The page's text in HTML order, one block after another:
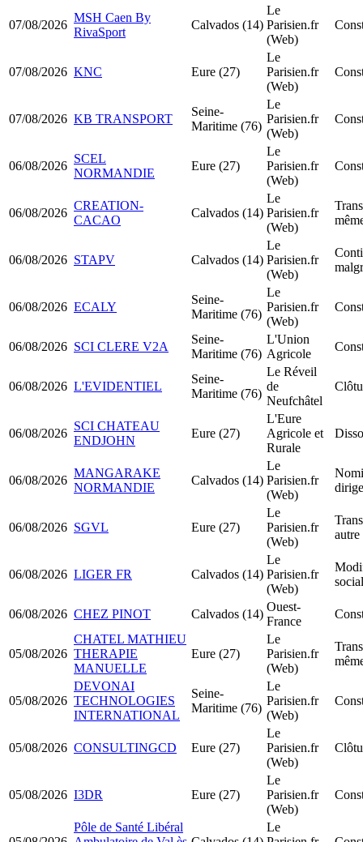
07/08/2026
MSH Caen By
RivaSport
Calvados (14)
Le
Parisien.fr
(Web)
07/08/2026 KNC Eure (27)
Le
Parisien.fr
(Web)
07/08/2026 KB TRANSPORT
Seine-
Maritime (76)
Le
Parisien.fr
(Web)
06/08/2026
SCEL
NORMANDIE
Eure (27)
Le
Parisien.fr
(Web)
06/08/2026
CREATION-
CACAO
Calvados (14)
Le
Parisien.fr
(Web)
06/08/2026 STAPV Calvados (14)
Le
Parisien.fr
(Web)
06/08/2026 ECALY
Seine-
Maritime (76)
Le
Parisien.fr
(Web)
06/08/2026 SCI CLERE V2A
Seine-
Maritime (76)
L'Union
Agricole
06/08/2026 L'EVIDENTIEL
Seine-
Maritime (76)
Le Réveil
de
Neufchâtel
06/08/2026
SCI CHATEAU
ENDJOHN
Eure (27)
L'Eure
Agricole et
Rurale
06/08/2026
MANGARAKE
NORMANDIE
Calvados (14)
Le
Parisien.fr
(Web)
06/08/2026 SGVL Eure (27)
Le
Parisien.fr
(Web)
autre
06/08/2026 LIGER FR Calvados (14)
Le
Parisien.fr
(Web)
social
06/08/2026 CHEZ PINOT Calvados (14)
Ouest-
France
05/08/2026
CHATEL MATHIEU
THERAPIE
MANUELLE
Eure (27)
Le
Parisien.fr
(Web)
05/08/2026
DEVONAI
TECHNOLOGIES
INTERNATIONAL
Seine-
Maritime (76)
Le
Parisien.fr
(Web)
05/08/2026 CONSULTINGCD Eure (27)
Le
Parisien.fr
(Web)
05/08/2026 I3DR Eure (27)
Le
Parisien.fr
(Web)
Pôle de Santé Libéral
Le